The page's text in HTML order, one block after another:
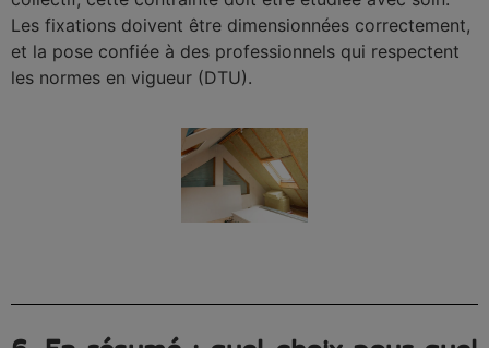
Les fixations doivent être dimensionnées correctement,
et la pose confiée à des professionnels qui respectent
les normes en vigueur (DTU).